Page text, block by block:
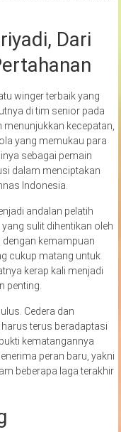
Dari
winger terbaik yang
di tim senior pada
kecepatan,
yang memukau para
sebagai pemain
dalam menciptakan
Indonesia.
andalan pelatih
sulit dihentikan oleh
dengan kemampuan
cukup matang untuk
kerap kali menjadi
penting.
Cedera dan
terus beradaptasi
kematangannya
peran baru, yakni
beberapa laga terakhir